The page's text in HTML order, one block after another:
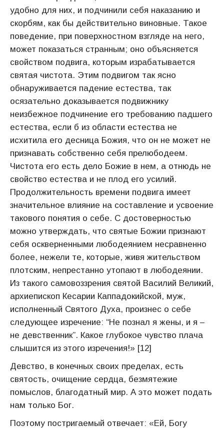
удобно для них, и подчинили себя наказанию и
скорбям, как бы действительно виновные. Такое
поведение, при поверхностном взгляде на него,
может показаться странным; оно объясняется
свойством подвига, которым израбатывается
святая чистота. Этим подвигом так ясно
обнаруживается падение естества, так
осязательно доказывается подвижнику
неизбежное подчинение его требованию падшего
естества, если б из области естества не
исхитила его десница Божия, что он не может не
признавать собственно себя прелюбодеем.
Чистота его есть дело Божие в нем, а отнюдь не
свойство естества и не плод его усилий.
Продолжительность времени подвига имеет
значительное влияние на составление и усвоение
такового понятия о себе. С достоверностью
можно утверждать, что святые Божии признают
себя оскверненными любодеянием несравненно
более, нежели те, которые, живя жительством
плотским, непрестанно утопают в любодеянии.
Из такого самовоззрения святой Василий Великий,
архиепископ Кесарии Каппадокийской, муж,
исполненный Святого Духа, произнес о себе
следующее изречение: “Не познал я жены, и я –
не девственник”. Какое глубокое чувство плача
слышится из этого изречения!» [12]
Девство, в конечных своих пределах, есть
святость, очищение сердца, безмятежие
помыслов, благодатный мир. А это может подать
нам только Бог.
Поэтому постригаемый отвечает: «Ей, Богу